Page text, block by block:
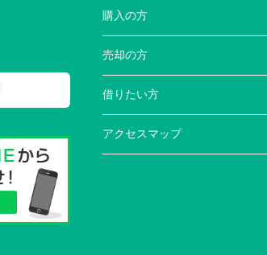
購入の方
売却の方
借りたい方
アクセスマップ